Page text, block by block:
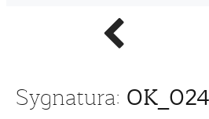
Poprzednie
zdjęcie
Sygnatura: